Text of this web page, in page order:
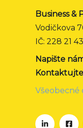
Business &
Vodičkova
IČ: 228 21
Napište